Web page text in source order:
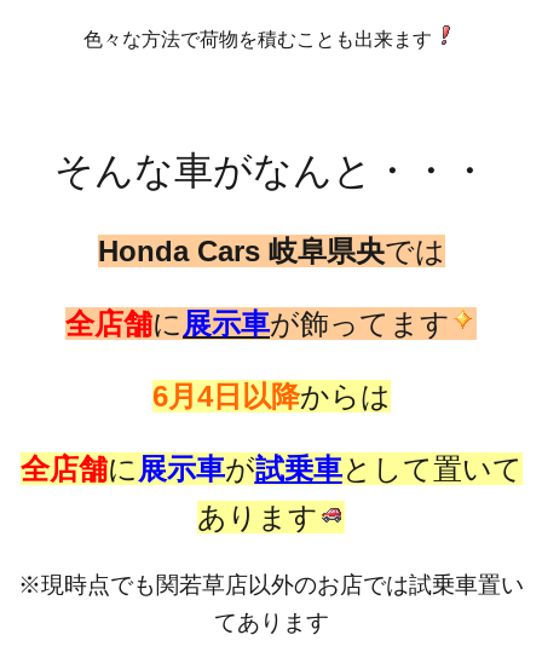
色々な方法で荷物を積むことも出来ます
そんな車がなんと・・・
Honda Cars 岐阜県央では
全店舗に 展示車が飾ってます
6月4日以降からは
全店舗に 展示車が試乗車として置いて
あります
※現時点でも関若草店以外のお店では試乗車置い
てあります